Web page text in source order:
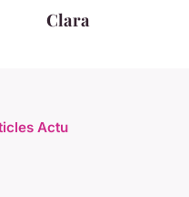
Clara
Actu